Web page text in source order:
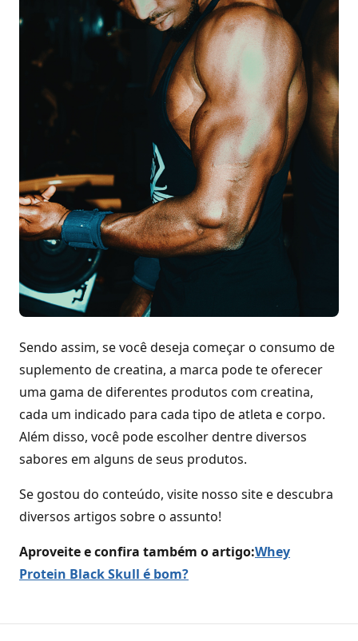
Sendo assim, se você deseja começar o consumo de
suplemento de creatina, a marca pode te oferecer
uma gama de diferentes produtos com creatina,
cada um indicado para cada tipo de atleta e corpo.
Além disso, você pode escolher dentre diversos
sabores em alguns de seus produtos.
Se gostou do conteúdo, visite nosso site e descubra
diversos artigos sobre o assunto!
Aproveite e confira também o artigo:Whey
Protein Black Skull é bom?